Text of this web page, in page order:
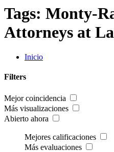
Tags: Monty-
Attorneys at
Inicio
Filters
Mejor coincidencia
Más visualizaciones
Abierto ahora
Mejores calificaciones
Más evaluaciones